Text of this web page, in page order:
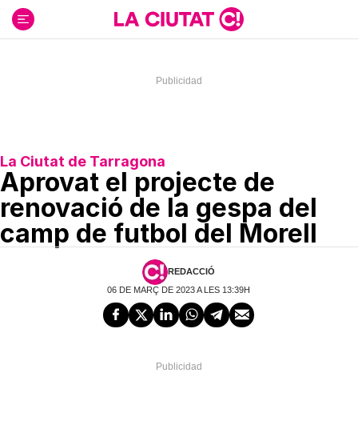
contenido
La Ciutat de Tarragona
Aprovat el projecte de
renovació de la gespa del
camp de futbol del Morell
REDACCIÓ
06 DE MARÇ DE 2023 A LES 13:39H